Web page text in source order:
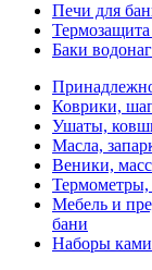
Печи для
Баки
Коврики,
Ушаты,
Масла,
Веники,
Мебель и
бани
Наборы